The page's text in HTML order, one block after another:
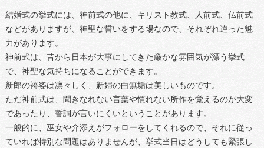
結婚式の挙式には、神前式の他に、キリスト教式、人前式、仏前式
などがありますが、神聖な誓いをする場なので、それぞれ違った魅
力があります。
神前式は、昔から日本が大事にしてきた厳かな雰囲気が漂う挙式
で、神聖な気持ちになることができます。
新郎の袴姿は凛々しく、新婦の白無垢は美しいものです。
ただ神前式は、聞きなれない言葉や慣れない所作を覚えるのが大変
であったり、誓詞が言いにくいということがあります。
一般的に、巫女や介添えがフォローをしてくれるので、それに従っ
ていれば特別な問題はありませんが、挙式当日はどうしても緊張し